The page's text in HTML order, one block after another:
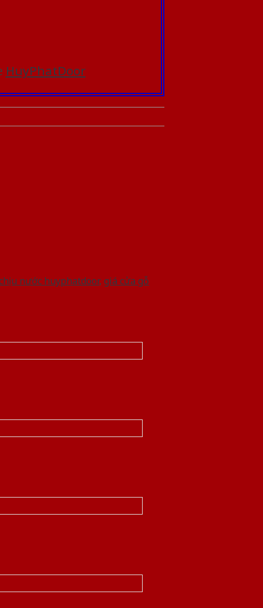
HuyPhatDoor
nước huyphatdoor, giá cửa gỗ